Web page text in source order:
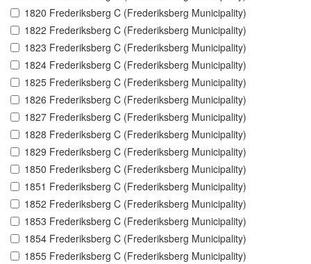
1820 Frederiksberg C (Frederiksberg Municipality)
1822 Frederiksberg C (Frederiksberg Municipality)
1823 Frederiksberg C (Frederiksberg Municipality)
1824 Frederiksberg C (Frederiksberg Municipality)
1825 Frederiksberg C (Frederiksberg Municipality)
1826 Frederiksberg C (Frederiksberg Municipality)
1827 Frederiksberg C (Frederiksberg Municipality)
1828 Frederiksberg C (Frederiksberg Municipality)
1829 Frederiksberg C (Frederiksberg Municipality)
1850 Frederiksberg C (Frederiksberg Municipality)
1851 Frederiksberg C (Frederiksberg Municipality)
1852 Frederiksberg C (Frederiksberg Municipality)
1853 Frederiksberg C (Frederiksberg Municipality)
1854 Frederiksberg C (Frederiksberg Municipality)
1855 Frederiksberg C (Frederiksberg Municipality)